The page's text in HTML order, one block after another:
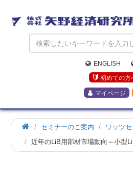
ENGLISH
初めての方
マイページ
ホ
ー
セミナーのご案内
ワッツ
近年のLiB用部材市場動向～小型